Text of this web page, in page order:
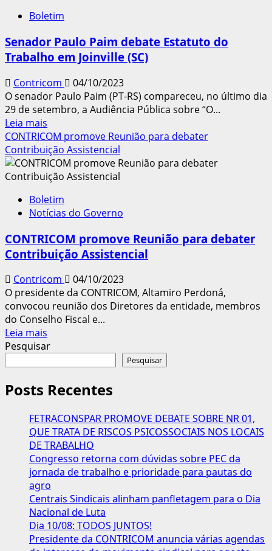
documento
Contribuição
Sindical
presidente
do
Senado
Boletim
Senador Paulo Paim debate Estatuto do
Trabalho em Joinville (SC)
Contricom
04/10/2023
O senador Paulo Paim (PT-RS) compareceu, no último dia
29 de setembro, a Audiência Pública sobre “O...
Leia mais
mais
sobre
Senador
Paulo
debate
Estatuto
Trabalho
em
(SC)
CONTRICOM promove Reunião para debater
Contribuição Assistencial
Boletim
Notícias do Governo
CONTRICOM promove Reunião para debater
Contribuição Assistencial
Contricom
04/10/2023
O presidente da CONTRICOM, Altamiro Perdoná,
convocou reunião dos Diretores da entidade, membros
do Conselho Fiscal e...
Leia mais
mais
promove
Reunião
para
debater
Contribuição
Assistencial
Pesquisar
Pesquisar
Posts Recentes
FETRACONSPAR PROMOVE DEBATE SOBRE NR 01,
QUE TRATA DE RISCOS PSICOSSOCIAIS NOS LOCAIS
DE TRABALHO
Congresso retorna com dúvidas sobre PEC da
jornada de trabalho e prioridade para pautas do
agro
Centrais Sindicais alinham panfletagem para o Dia
Nacional de Luta
Dia 10/08: TODOS JUNTOS!
Presidente da CONTRICOM anuncia várias agendas